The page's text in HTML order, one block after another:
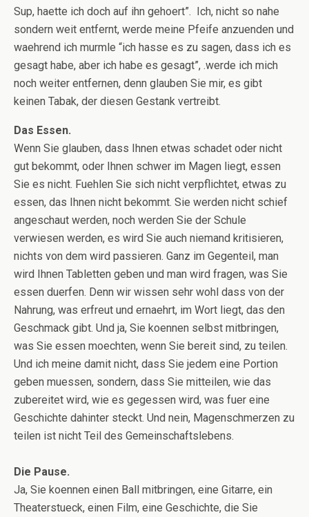
Sup, haette ich doch auf ihn gehoert”. Ich, nicht so nahe
sondern weit entfernt, werde meine Pfeife anzuenden und
waehrend ich murmle “ich hasse es zu sagen, dass ich es
gesagt habe, aber ich habe es gesagt”, .werde ich mich
noch weiter entfernen, denn glauben Sie mir, es gibt
keinen Tabak, der diesen Gestank vertreibt.
Das Essen.
Wenn Sie glauben, dass Ihnen etwas schadet oder nicht
gut bekommt, oder Ihnen schwer im Magen liegt, essen
Sie es nicht. Fuehlen Sie sich nicht verpflichtet, etwas zu
essen, das Ihnen nicht bekommt. Sie werden nicht schief
angeschaut werden, noch werden Sie der Schule
verwiesen werden, es wird Sie auch niemand kritisieren,
nichts von dem wird passieren. Ganz im Gegenteil, man
wird Ihnen Tabletten geben und man wird fragen, was Sie
essen duerfen. Denn wir wissen sehr wohl dass von der
Nahrung, was erfreut und ernaehrt, im Wort liegt, das den
Geschmack gibt. Und ja, Sie koennen selbst mitbringen,
was Sie essen moechten, wenn Sie bereit sind, zu teilen.
Und ich meine damit nicht, dass Sie jedem eine Portion
geben muessen, sondern, dass Sie mitteilen, wie das
zubereitet wird, wie es gegessen wird, was fuer eine
Geschichte dahinter steckt. Und nein, Magenschmerzen zu
teilen ist nicht Teil des Gemeinschaftslebens.
Die Pause.
Ja, Sie koennen einen Ball mitbringen, eine Gitarre, ein
Theaterstueck, einen Film, eine Geschichte, die Sie